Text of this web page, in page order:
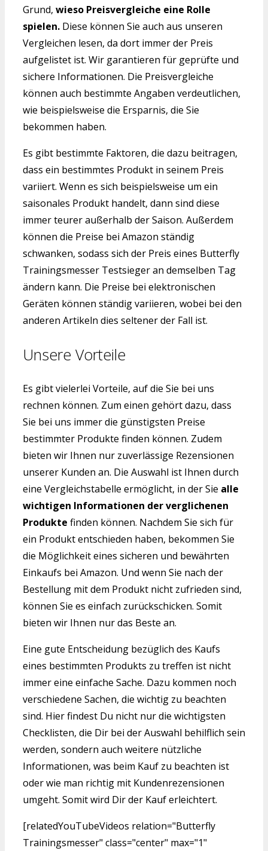
Grund, wieso Preisvergleiche eine Rolle
spielen. Diese können Sie auch aus unseren
Vergleichen lesen, da dort immer der Preis
aufgelistet ist. Wir garantieren für geprüfte und
sichere Informationen. Die Preisvergleiche
können auch bestimmte Angaben verdeutlichen,
wie beispielsweise die Ersparnis, die Sie
bekommen haben.
Es gibt bestimmte Faktoren, die dazu beitragen,
dass ein bestimmtes Produkt in seinem Preis
variiert. Wenn es sich beispielsweise um ein
saisonales Produkt handelt, dann sind diese
immer teurer außerhalb der Saison. Außerdem
können die Preise bei Amazon ständig
schwanken, sodass sich der Preis eines Butterfly
Trainingsmesser Testsieger an demselben Tag
ändern kann. Die Preise bei elektronischen
Geräten können ständig variieren, wobei bei den
anderen Artikeln dies seltener der Fall ist.
Unsere Vorteile
Es gibt vielerlei Vorteile, auf die Sie bei uns
rechnen können. Zum einen gehört dazu, dass
Sie bei uns immer die günstigsten Preise
bestimmter Produkte finden können. Zudem
bieten wir Ihnen nur zuverlässige Rezensionen
unserer Kunden an. Die Auswahl ist Ihnen durch
eine Vergleichstabelle ermöglicht, in der Sie alle
wichtigen Informationen der verglichenen
Produkte finden können. Nachdem Sie sich für
ein Produkt entschieden haben, bekommen Sie
die Möglichkeit eines sicheren und bewährten
Einkaufs bei Amazon. Und wenn Sie nach der
Bestellung mit dem Produkt nicht zufrieden sind,
können Sie es einfach zurückschicken. Somit
bieten wir Ihnen nur das Beste an.
Eine gute Entscheidung bezüglich des Kaufs
eines bestimmten Produkts zu treffen ist nicht
immer eine einfache Sache. Dazu kommen noch
verschiedene Sachen, die wichtig zu beachten
sind. Hier findest Du nicht nur die wichtigsten
Checklisten, die Dir bei der Auswahl behilflich sein
werden, sondern auch weitere nützliche
Informationen, was beim Kauf zu beachten ist
oder wie man richtig mit Kundenrezensionen
umgeht. Somit wird Dir der Kauf erleichtert.
[relatedYouTubeVideos relation="Butterfly
Trainingsmesser" class="center" max="1"